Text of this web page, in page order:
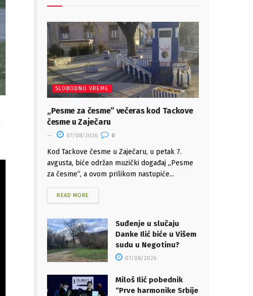
SLOBODNO VREME
„Pesme za česme“ večeras kod Tackove
česme u Zaječaru
07/08/2026 0
Kod Tackove česme u Zaječaru, u petak 7.
avgusta, biće održan muzički događaj „Pesme
za česme“, a ovom prilikom nastupiće...
READ MORE
Suđenje u slučaju
Danke Ilić biće u Višem
sudu u Negotinu?
07/08/2026
Miloš Ilić pobednik
“Prve harmonike Srbije